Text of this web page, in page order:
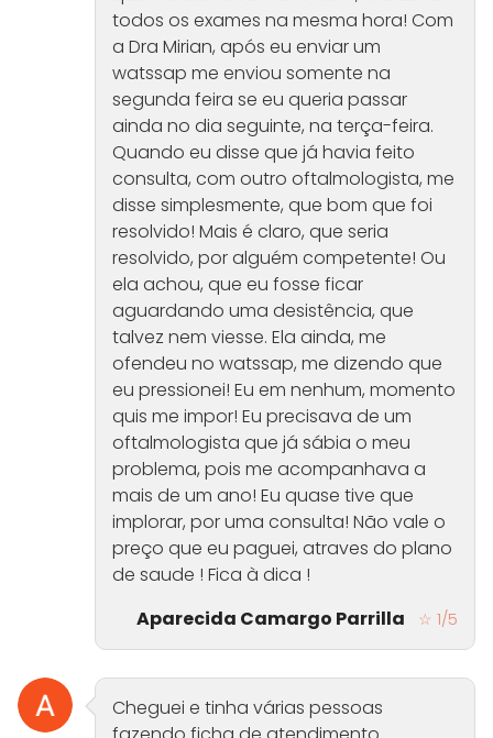
todos os exames na mesma hora! Com
a Dra Mirian, após eu enviar um
watssap me enviou somente na
segunda feira se eu queria passar
ainda no dia seguinte, na terça-feira.
Quando eu disse que já havia feito
consulta, com outro oftalmologista, me
disse simplesmente, que bom que foi
resolvido! Mais é claro, que seria
resolvido, por alguém competente! Ou
ela achou, que eu fosse ficar
aguardando uma desistência, que
talvez nem viesse. Ela ainda, me
ofendeu no watssap, me dizendo que
eu pressionei! Eu em nenhum, momento
quis me impor! Eu precisava de um
oftalmologista que já sábia o meu
problema, pois me acompanhava a
mais de um ano! Eu quase tive que
implorar, por uma consulta! Não vale o
preço que eu paguei, atraves do plano
de saude ! Fica à dica !
Aparecida Camargo Parrilla
☆ 1/5
Cheguei e tinha várias pessoas